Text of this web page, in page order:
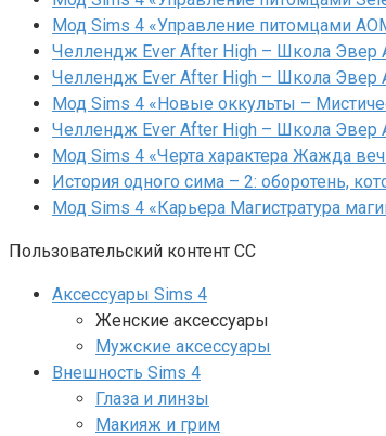
Мод Sims 4 «Управление питомцами
Челлендж Ever After High – Школа Эвер
Челлендж Ever After High – Школа Эвер
Мод Sims 4 «Новые оккульты –
Челлендж Ever After High – Школа Эвер
Мод Sims 4 «Черта характера Жажда
История одного сима – 2: оборотень,
Мод Sims 4 «Карьера Магистратура
Пользовательский контент СС
Аксессуары Sims 4
Женские аксессуары
Мужские аксессуары
Внешность Sims 4
Глаза и линзы
Макияж и грим